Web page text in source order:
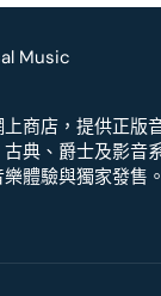
商店，提供正版
典、爵士及影音
體驗與獨家發售。